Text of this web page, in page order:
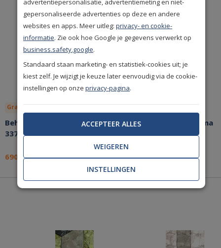
Gratis lijm Bespaar nu!
Behang Arte Samal Helix
33721
690,-per pak
Gratis lijm Bespaar nu!
Behang Arte Samal Prisma
33713
545,-per pak
advertentiepersonalisatie, advertentiemeting en niet-
gepersonaliseerde advertenties op deze en andere
websites en apps. Meer uitleg:privacy- en cookie-
informatie. Zie ook hoe Google je gegevens verwerkt op
business.safety.google.
Standaard staan marketing- en statistiek-cookies uit; je
kiest zelf. Je wijzigt je keuze later eenvoudig via de cookie-
instellingen op onzeprivacy-pagina.
ACCEPTEER ALLES
WEIGEREN
INSTELLINGEN